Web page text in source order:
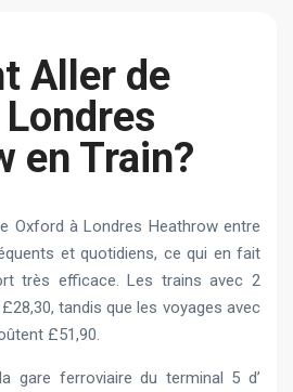
Aller de
en Train?
Oxford à Londres Heathrow entre
et quotidiens, ce qui en fait
très efficace. Les trains avec 2
tandis que les voyages avec
£51,90.
gare ferroviaire du terminal 5 d’